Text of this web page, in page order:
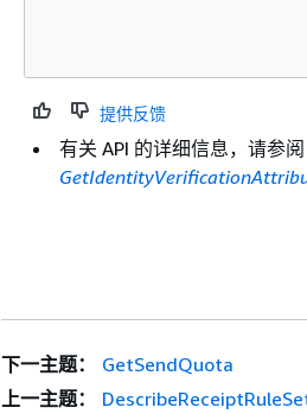
提供反馈
有关 API 的详细信息，请参阅
下一主题：
GetSendQuota
上一主题：